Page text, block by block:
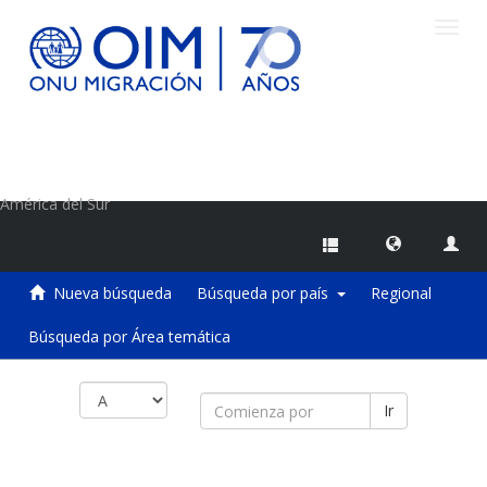
América del Sur
Nueva búsqueda Búsqueda por país Regional
Búsqueda por Área temática
Ir